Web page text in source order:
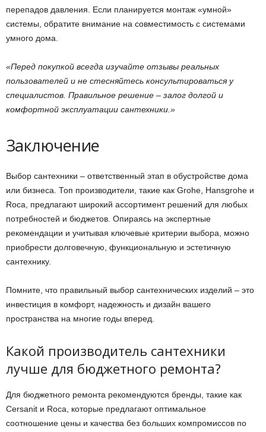
перепадов давления. Если планируется монтаж «умной»
системы, обратите внимание на совместимость с системами
умного дома.
«Перед покупкой всегда изучайте отзывы реальных
пользователей и не стесняйтесь консультироваться у
специалистов. Правильное решение – залог долгой и
комфортной эксплуатации сантехники.»
Заключение
Выбор сантехники – ответственный этап в обустройстве дома
или бизнеса. Топ производители, такие как Grohe, Hansgrohe и
Roca, предлагают широкий ассортимент решений для любых
потребностей и бюджетов. Опираясь на экспертные
рекомендации и учитывая ключевые критерии выбора, можно
приобрести долговечную, функциональную и эстетичную
сантехнику.
Помните, что правильный выбор сантехнических изделий – это
инвестиция в комфорт, надежность и дизайн вашего
пространства на многие годы вперед.
Какой производитель сантехники
лучше для бюджетного ремонта?
Для бюджетного ремонта рекомендуются бренды, такие как
Cersanit и Roca, которые предлагают оптимальное
соотношение цены и качества без больших компромиссов по